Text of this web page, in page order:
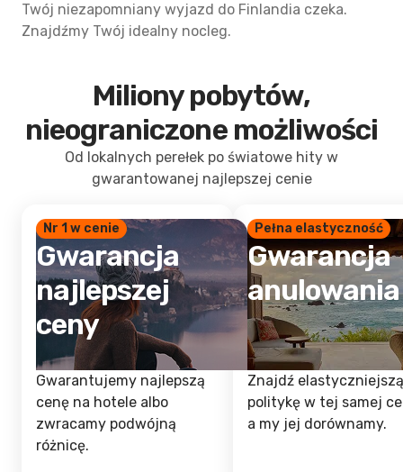
Twój niezapomniany wyjazd do Finlandia czeka.
Znajdźmy Twój idealny nocleg.
Miliony pobytów,
nieograniczone możliwości
Od lokalnych perełek po światowe hity w
gwarantowanej najlepszej cenie
Nr 1 w cenie
Gwarancja
najlepszej
ceny
Gwarantujemy najlepszą
cenę na hotele albo
zwracamy podwójną
różnicę.
Pełna elastyczność
Gwarancja
anulowania
Znajdź elastyczniejszą
politykę w tej samej
a my jej dorównamy.